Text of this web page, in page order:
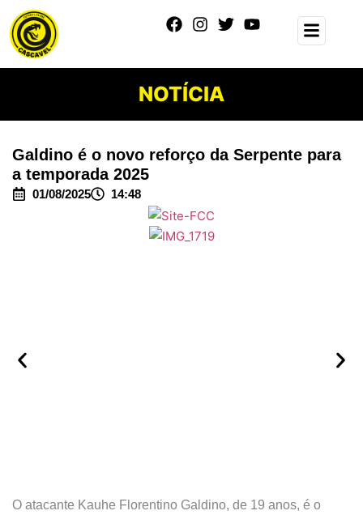
NOTÍCIA
Galdino é o novo reforço da Serpente para
a temporada 2025
01/08/2025 14:48
O atacante Kauhe Florentino Galdino, de 19 anos, é o